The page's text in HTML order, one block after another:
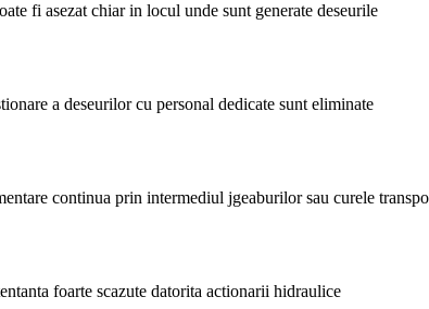
fi asezat chiar in locul unde sunt generate deseurile
a deseurilor cu personal dedicate sunt eliminate
continua prin intermediul jgeaburilor sau curele
foarte scazute datorita actionarii hidraulice